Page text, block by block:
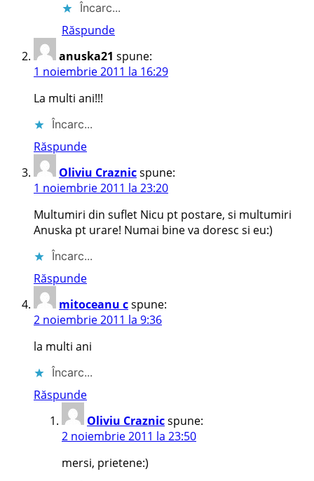
Încarc...
Răspunde
anuska21 spune:
1 noiembrie 2011 la 16:29
La multi ani!!!
Încarc...
Răspunde
Oliviu Craznicspune:
1 noiembrie 2011 la 23:20
Multumiri din suflet Nicu pt postare, si multumiri
Anuska pt urare! Numai bine va doresc si eu:)
Încarc...
Răspunde
mitoceanu cspune:
2 noiembrie 2011 la 9:36
la multi ani
Încarc...
Răspunde
Oliviu Craznicspune:
2 noiembrie 2011 la 23:50
mersi, prietene:)